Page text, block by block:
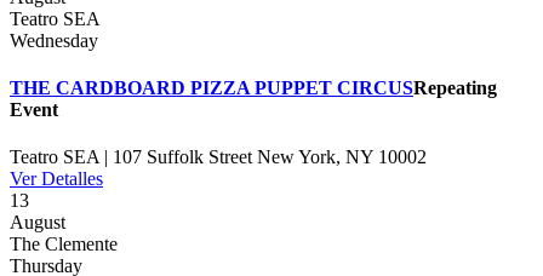
Teatro SEA
Wednesday
THE CARDBOARD PIZZA PUPPET CIRCUSRepeating
Event
Teatro SEA | 107 Suffolk Street New York, NY 10002
Ver Detalles
13
August
The Clemente
Thursday